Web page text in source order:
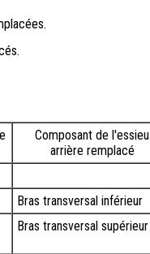
Composant de l'essieu
arrière remplacé
Bras transversal inférieur
Bras transversal supérieur